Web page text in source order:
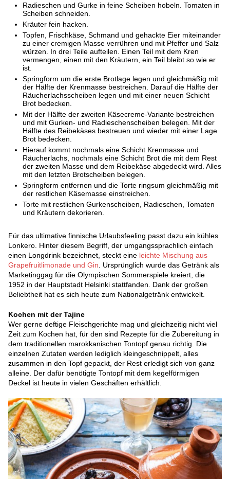
Radieschen und Gurke in feine Scheiben hobeln. Tomaten in
Scheiben schneiden.
Kräuter fein hacken.
Topfen, Frischkäse, Schmand und gehackte Eier miteinander
zu einer cremigen Masse verrühren und mit Pfeffer und Salz
würzen. In drei Teile aufteilen. Einen Teil mit dem Kren
vermengen, einen mit den Kräutern, ein Teil bleibt so wie er
ist.
Springform um die erste Brotlage legen und gleichmäßig mit
der Hälfte der Krenmasse bestreichen. Darauf die Hälfte der
Räucherlachsscheiben legen und mit einer neuen Schicht
Brot bedecken.
Mit der Hälfte der zweiten Käsecreme-Variante bestreichen
und mit Gurken- und Radieschenscheiben belegen. Mit der
Hälfte des Reibekäses bestreuen und wieder mit einer Lage
Brot bedecken.
Hierauf kommt nochmals eine Schicht Krenmasse und
Räucherlachs, nochmals eine Schicht Brot die mit dem Rest
der zweiten Masse und dem Reibekäse abgedeckt wird. Alles
mit den letzten Brotscheiben belegen.
Springform entfernen und die Torte ringsum gleichmäßig mit
der restlichen Käsemasse einstreichen.
Torte mit restlichen Gurkenscheiben, Radieschen, Tomaten
und Kräutern dekorieren.
Für das ultimative finnische Urlaubsfeeling passt dazu ein kühles
Lonkero. Hinter diesem Begriff, der umgangssprachlich einfach
einen Longdrink bezeichnet, steckt eine leichte Mischung aus
Grapefruitlimonade und Gin . Ursprünglich wurde das Getränk als
Marketinggag für die Olympischen Sommerspiele kreiert, die
1952 in der Hauptstadt Helsinki stattfanden. Dank der großen
Beliebtheit hat es sich heute zum Nationalgetränk entwickelt.
Kochen mit der Tajine
Wer gerne deftige Fleischgerichte mag und gleichzeitig nicht viel
Zeit zum Kochen hat, für den sind Rezepte für die Zubereitung in
dem traditionellen marokkanischen Tontopf genau richtig. Die
einzelnen Zutaten werden lediglich kleingeschnippelt, alles
zusammen in den Topf gepackt, der Rest erledigt sich von ganz
alleine. Der dafür benötigte Tontopf mit dem kegelförmigen
Deckel ist heute in vielen Geschäften erhältlich.